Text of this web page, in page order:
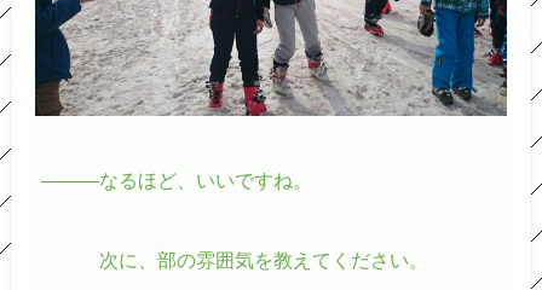
―――なるほど、いいですね。
次に、部の雰囲気を教えてください。